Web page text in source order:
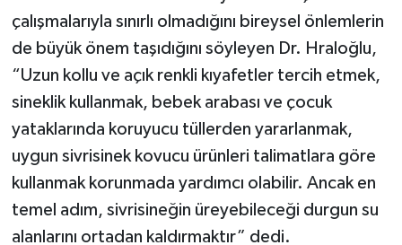
çalışmalarıyla sınırlı olmadığını bireysel önlemlerin
de büyük önem taşıdığını söyleyen Dr. Hraloğlu,
“Uzun kollu ve açık renkli kıyafetler tercih etmek,
sineklik kullanmak, bebek arabası ve çocuk
yataklarında koruyucu tüllerden yararlanmak,
uygun sivrisinek kovucu ürünleri talimatlara göre
kullanmak korunmada yardımcı olabilir. Ancak en
temel adım, sivrisineğin üreyebileceği durgun su
alanlarını ortadan kaldırmaktır” dedi.